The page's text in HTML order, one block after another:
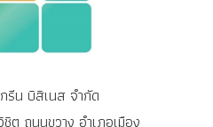
รีน บิสิเนส จำกัด
ถนนขวาง อำเภอเมือง